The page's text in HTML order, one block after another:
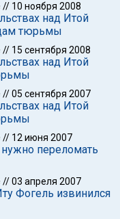
// 10 ноября 2008
над Итой
тюрьмы
// 15 сентября 2008
над Итой
//05 сентября 2007
над Итой
// 12 июня 2007
переломать
//03 апреля 2007
Фогель извинился